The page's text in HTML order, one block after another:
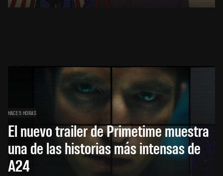
HACE 5 HORAS
El nuevo trailer de Primetime muestra
una de las historias más intensas de
A24